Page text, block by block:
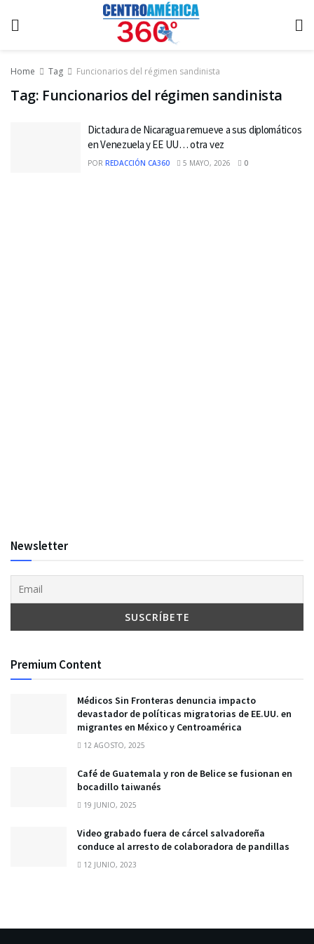
Home Tag Funcionarios del régimen sandinista
Tag: Funcionarios del régimen sandinista
Dictadura de Nicaragua remueve a sus diplomáticos
en Venezuela y EE UU… otra vez
POR REDACCIÓN CA360 5 MAYO, 2026 0
Newsletter
Premium Content
Médicos Sin Fronteras denuncia impacto
devastador de políticas migratorias de EE.UU. en
migrantes en México y Centroamérica
12 AGOSTO, 2025
Café de Guatemala y ron de Belice se fusionan en
bocadillo taiwanés
19 JUNIO, 2025
Video grabado fuera de cárcel salvadoreña
conduce al arresto de colaboradora de pandillas
12 JUNIO, 2023